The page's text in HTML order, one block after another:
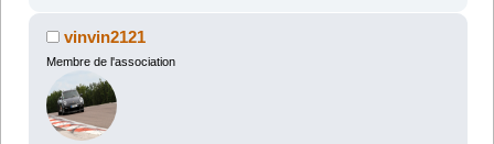
vinvin2121
Membre de l'association